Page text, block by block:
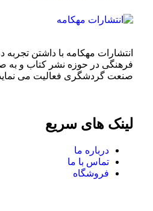
انتشارات مهکامه با داشتن
فرهنگی در حوزه نشر کتاب و
صنعت گردشگری فعالیت می
لینک های سریع
درباره ما
تماس با ما
فروشگاه